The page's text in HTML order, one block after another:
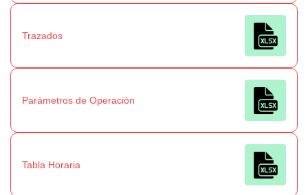
Trazados
Parámetros de Operación
Tabla Horaria